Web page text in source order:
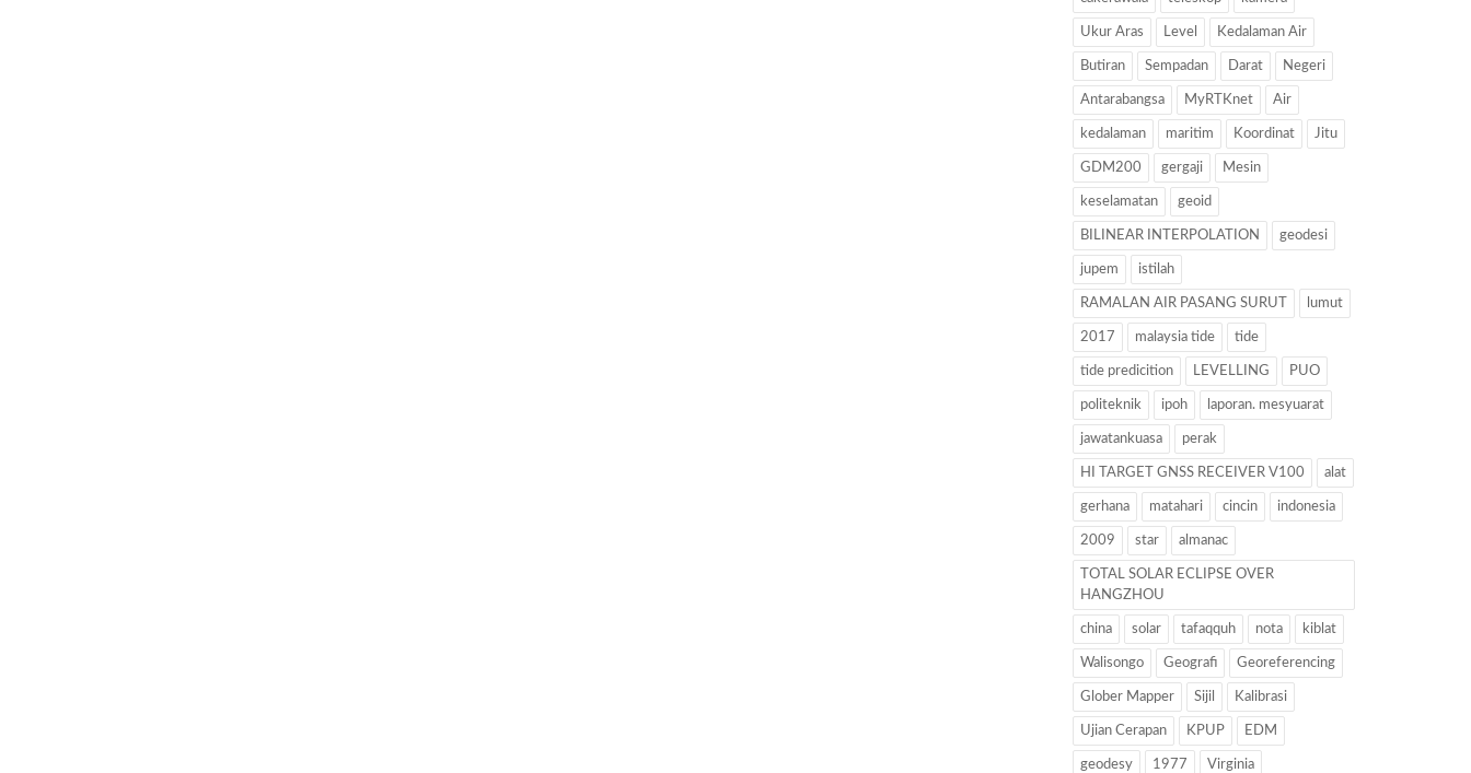
Ukur Aras Level Kedalaman Air
Butiran Sempadan Darat Negeri
Antarabangsa MyRTKnet Air
kedalaman maritim Koordinat Jitu
GDM200 gergaji Mesin
keselamatan geoid
BILINEAR INTERPOLATION geodesi
jupem istilah
RAMALAN AIR PASANG SURUT lumut
2017 malaysia tide tide
tide predicition LEVELLING PUO
politeknik ipoh laporan. mesyuarat
jawatankuasa perak
HI TARGET GNSS RECEIVER V100 alat
gerhana matahari cincin indonesia
2009 star almanac
TOTAL SOLAR ECLIPSE OVER
HANGZHOU
china solar tafaqquh nota kiblat
Walisongo Geografi Georeferencing
Glober Mapper Sijil Kalibrasi
Ujian Cerapan KPUP EDM
geodesy 1977 Virginia